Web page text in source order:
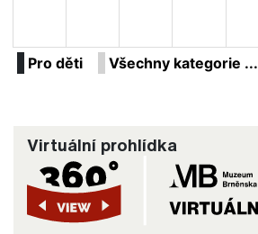
Pro děti Všechny kategorie ...
Virtuální prohlídka